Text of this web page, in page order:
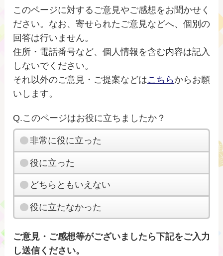
このページに対するご意見やご感想をお聞かせく
ださい。なお、寄せられたご意見などへ、個別の
回答は行いません。
住所・電話番号など、個人情報を含む内容は記入
しないでください。
それ以外のご意見・ご提案などはこちらからお願
いします。
Q.このページはお役に立ちましたか？
非常に役に立った
役に立った
どちらともいえない
役に立たなかった
ご意見・ご感想等がございましたら下記をご入力
し送信ください。